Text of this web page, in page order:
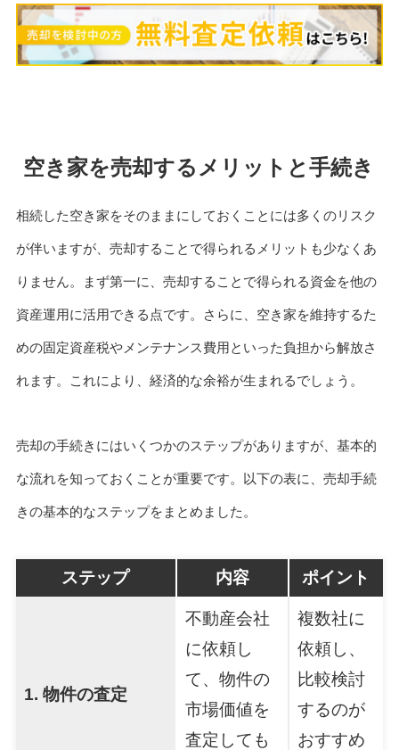
空き家を売却するメリットと手続き
相続した空き家をそのままにしておくことには多くのリスク
が伴いますが、売却することで得られるメリットも少なくあ
りません。まず第一に、売却することで得られる資金を他の
資産運用に活用できる点です。さらに、空き家を維持するた
めの固定資産税やメンテナンス費用といった負担から解放さ
れます。これにより、経済的な余裕が生まれるでしょう。
売却の手続きにはいくつかのステップがありますが、基本的
な流れを知っておくことが重要です。以下の表に、売却手続
きの基本的なステップをまとめました。
ステップ 内容 ポイント
1. 物件の査定
不動産会社
に依頼し
て、物件の
市場価値を
査定しても
複数社に
依頼し、
比較検討
するのが
おすすめ